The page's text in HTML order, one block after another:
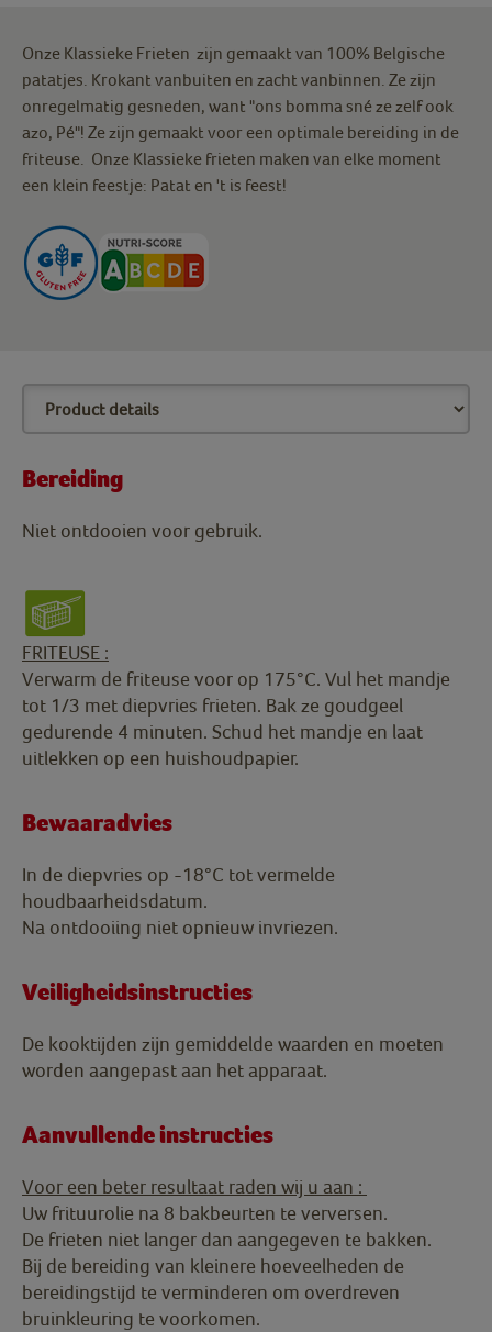
Onze Klassieke Frieten zijn gemaakt van 100% Belgische
patatjes. Krokant vanbuiten en zacht vanbinnen. Ze zijn
onregelmatig gesneden, want "ons bomma sné ze zelf ook
azo, Pé"! Ze zijn gemaakt voor een optimale bereiding in de
friteuse. Onze Klassieke frieten maken van elke moment
een klein feestje: Patat en 't is feest!
Bereiding
Niet ontdooien voor gebruik.
FRITEUSE :
Verwarm de friteuse voor op 175°C. Vul het mandje
tot 1/3 met diepvries frieten. Bak ze goudgeel
gedurende 4 minuten. Schud het mandje en laat
uitlekken op een huishoudpapier.
Bewaaradvies
In de diepvries op -18°C tot vermelde
houdbaarheidsdatum.
Na ontdooiing niet opnieuw invriezen.
Veiligheidsinstructies
De kooktijden zijn gemiddelde waarden en moeten
worden aangepast aan het apparaat.
Aanvullende instructies
Voor een beter resultaat raden wij u aan :
Uw frituurolie na 8 bakbeurten te verversen.
De frieten niet langer dan aangegeven te bakken.
Bij de bereiding van kleinere hoeveelheden de
bereidingstijd te verminderen om overdreven
bruinkleuring te voorkomen.